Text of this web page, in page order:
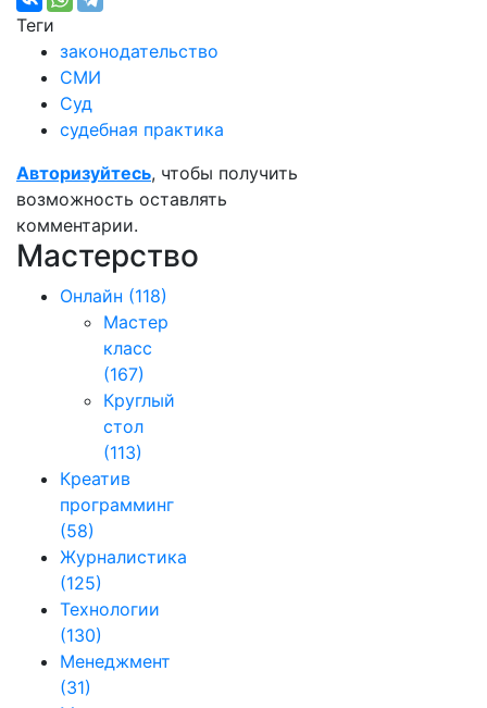
Теги
законодательство
СМИ
Суд
судебная практика
Авторизуйтесь, чтобы получить
возможность оставлять
комментарии.
Мастерство
Онлайн (118)
Мастер
класс
(167)
Круглый
стол
(113)
Креатив
программинг
(58)
Журналистика
(125)
Технологии
(130)
Менеджмент
(31)